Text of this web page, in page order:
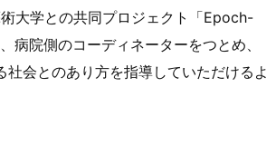
大学との共同プロジェクト「Epoch-
病院側のコーディネーターをつとめ、
社会とのあり方を指導していただけるよ